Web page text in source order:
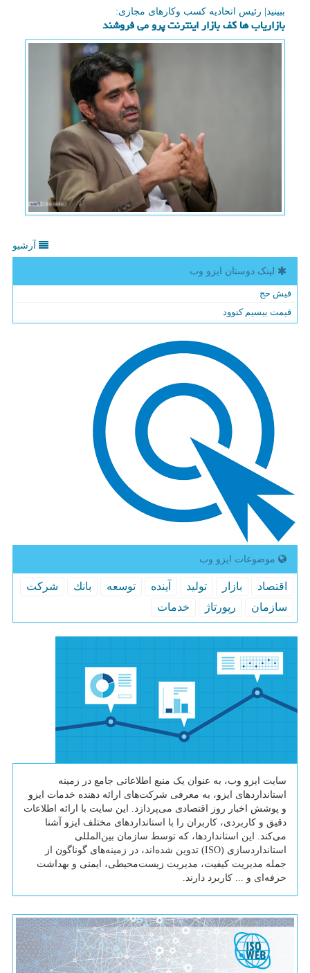
ببینید| رئیس اتحادیه كسب وكارهای مجازی:
بازاریاب ها کف بازار اینترنت پرو می فروشند
آرشیو
لینک دوستان ایزو وب
فیش حج
قیمت بیسیم کنوود
موضوعات ایزو وب
اقتصاد بازار تولید آینده توسعه بانك
شركت
سازمان
رپورتاژ خدمات
سایت ایزو وب، به عنوان یک منبع اطلاعاتی جامع در زمینه
استانداردهای ایزو، به معرفی شرکت‌های ارائه دهنده خدمات ایزو
و پوشش اخبار روز اقتصادی می‌پردازد. این سایت با ارائه اطلاعات
دقیق و کاربردی، کاربران را با استانداردهای مختلف ایزو آشنا
می‌کند. این استانداردها، که توسط سازمان بین‌المللی
استانداردسازی (ISO) تدوین شده‌اند، در زمینه‌های گوناگون از
جمله مدیریت کیفیت، مدیریت زیست‌محیطی، ایمنی و بهداشت
حرفه‌ای و ... کاربرد دارند.